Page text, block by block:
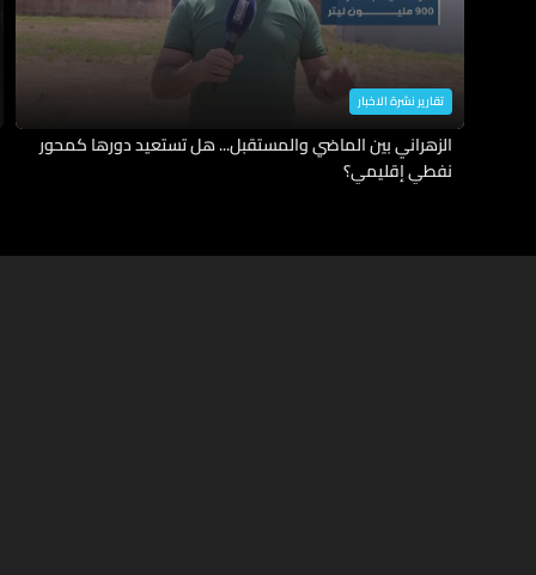
تقارير نشرة الاخبار
الزهراني بين الماضي والمستقبل... هل تستعيد دورها كمحور
نفطي إقليمي؟